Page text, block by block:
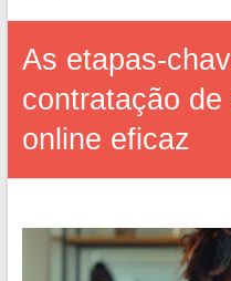
As etapas-
contratação
online eficaz